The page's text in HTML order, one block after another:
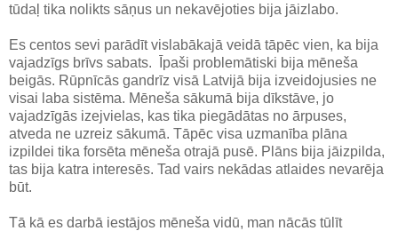
tūdaļ tika nolikts sāņus un nekavējoties bija jāizlabo.
Es centos sevi parādīt vislabākajā veidā tāpēc vien, ka bija
vajadzīgs brīvs sabats. Īpaši problemātiski bija mēneša
beigās. Rūpnīcās gandrīz visā Latvijā bija izveidojusies ne
visai laba sistēma. Mēneša sākumā bija dīkstāve, jo
vajadzīgās izejvielas, kas tika piegādātas no ārpuses,
atveda ne uzreiz sākumā. Tāpēc visa uzmanība plāna
izpildei tika forsēta mēneša otrajā pusē. Plāns bija jāizpilda,
tas bija katra interesēs. Tad vairs nekādas atlaides nevarēja
būt.
Tā kā es darbā iestājos mēneša vidū, man nācās tūlīt